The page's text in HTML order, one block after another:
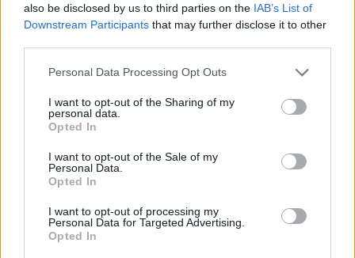
also be disclosed by us to third parties on the IAB’s List of
Downstream Participants that may further disclose it to other
Please note that this website/app uses one or more Google
not limited to your visit or usage behaviour. You may click to
grant or deny consent to Google and its third-party tags to
use your data for below specified purposes in below Google
consent section.
Personal Data Processing Opt Outs
I want to opt-out of the Sharing of my
personal data.
Opted In
I want to opt-out of the Sale of my
Personal Data.
Opted In
I want to opt-out of processing my
Personal Data for Targeted Advertising.
Opted In